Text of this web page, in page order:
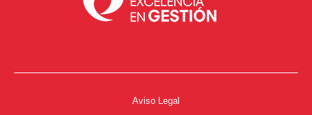
Aviso Legal